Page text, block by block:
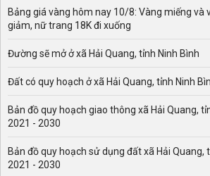
thời điểm này Việt Nam có 459 ca
CA BỆNH 451 (BN451): Bệnh nhân
dưỡng Bệnh viện Đà Nẵng. Ngày 27/7/
được lấy mẫu, kết quả ngày 29/7/
SARS-CoV-2.
nhân đang điều trị tại Bệnh viện Đà
27/7/2020 bệnh nhân được lấy mẫu,
29/7/2020 dương tính với SARS-CoV-
CA BỆNH 453 (BN453): Bệnh nhân
Bảng giá vàng hôm nay 10/8: Vàng miếng và
giảm, nữ trang 18K đi xuống
Đường sẽ mở ở xã Hải Quang, tỉnh Ninh Bình
Đất có quy hoạch ở xã Hải Quang, tỉnh Ninh
Bản đồ quy hoạch giao thông xã Hải Quang,
2021 - 2030
Bản đồ quy hoạch sử dụng đất xã Hải Quang,
2021 - 2030